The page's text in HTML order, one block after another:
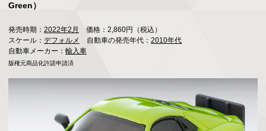
Green）
発売時期： 2022年2月
価格：2,860円（税込）
スケール： デフォルメ 自動車の発売年代： 2010年代
自動車メーカー： 輸入車
版権元商品化許諾申請済